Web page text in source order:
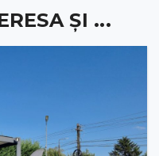
ȘI ...